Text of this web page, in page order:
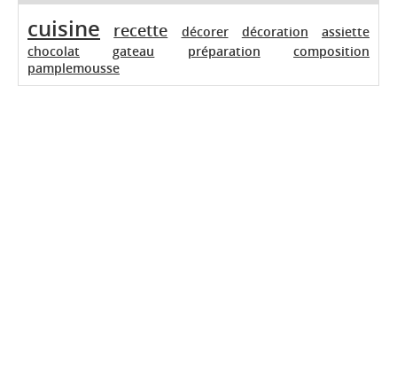
cuisine recette décorer décoration
assiette
chocolat
gateau préparation
composition
pamplemousse